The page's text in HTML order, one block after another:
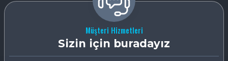
Müşteri Hizmetleri
Sizin için buradayız